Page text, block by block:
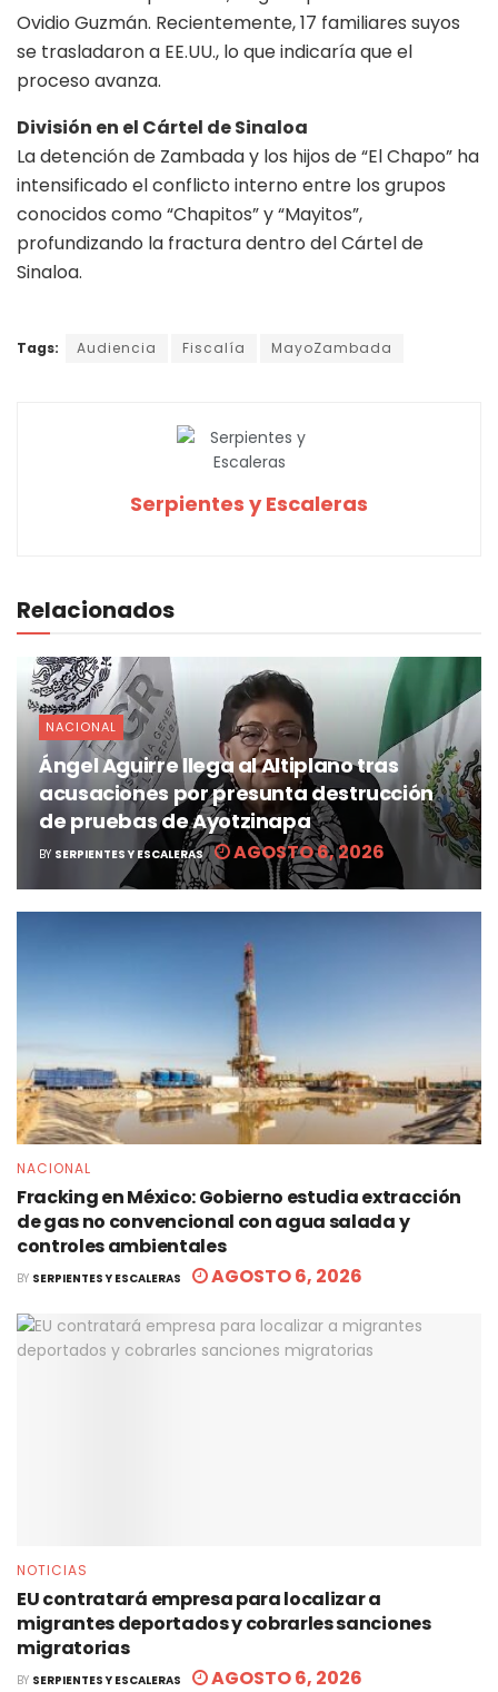
Ovidio Guzmán. Recientemente, 17 familiares suyos
se trasladaron a EE.UU., lo que indicaría que el
proceso avanza.
División en el Cártel de Sinaloa
La detención de Zambada y los hijos de “El Chapo” ha
intensificado el conflicto interno entre los grupos
conocidos como “Chapitos” y “Mayitos”,
profundizando la fractura dentro del Cártel de
Sinaloa.
Tags: Audiencia Fiscalía MayoZambada
Serpientes y Escaleras
Relacionados
NACIONAL
Ángel Aguirre llega al Altiplano tras
acusaciones por presunta destrucción
de pruebas de Ayotzinapa
BY SERPIENTES Y ESCALERAS AGOSTO 6, 2026
NACIONAL
Fracking en México: Gobierno estudia extracción
de gas no convencional con agua salada y
controles ambientales
BY SERPIENTES Y ESCALERAS AGOSTO 6, 2026
NOTICIAS
EU contratará empresa para localizar a
migrantes deportados y cobrarles sanciones
migratorias
BY SERPIENTES Y ESCALERAS AGOSTO 6, 2026